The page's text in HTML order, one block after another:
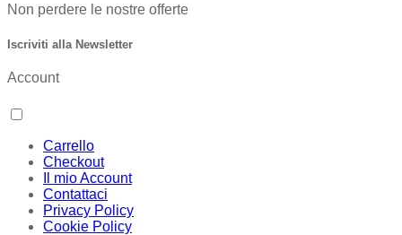
Non perdere le nostre offerte
Iscriviti alla Newsletter
Account
Carrello
Checkout
Il mio Account
Contattaci
Privacy Policy
Cookie Policy